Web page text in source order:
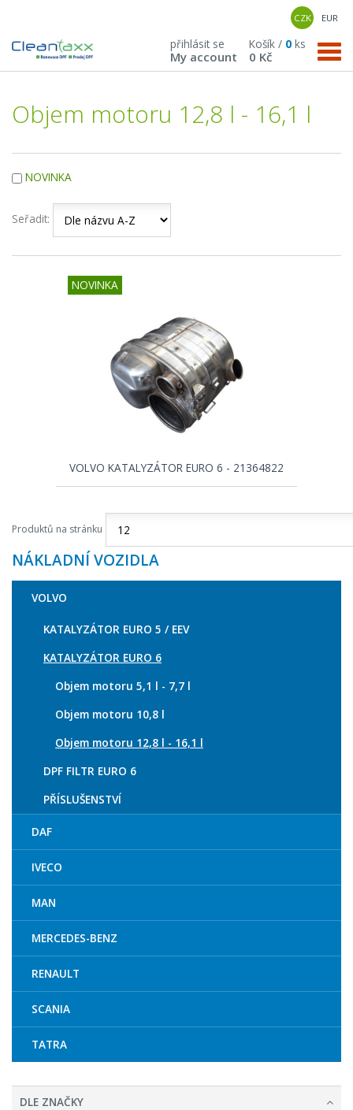
CZK EUR
přihlásit se
My account
Košík / 0 ks
0 Kč
Objem motoru 12,8 l - 16,1 l
NOVINKA
Seřadit:
NOVINKA
VOLVO KATALYZÁTOR EURO 6 - 21364822
Produktů na stránku
NÁKLADNÍ VOZIDLA
VOLVO
KATALYZÁTOR EURO 5 / EEV
KATALYZÁTOR EURO 6
Objem motoru 5,1 l - 7,7 l
Objem motoru 10,8 l
Objem motoru 12,8 l - 16,1 l
DPF FILTR EURO 6
PŘÍSLUŠENSTVÍ
DAF
IVECO
MAN
MERCEDES-BENZ
RENAULT
SCANIA
TATRA
DLE ZNAČKY